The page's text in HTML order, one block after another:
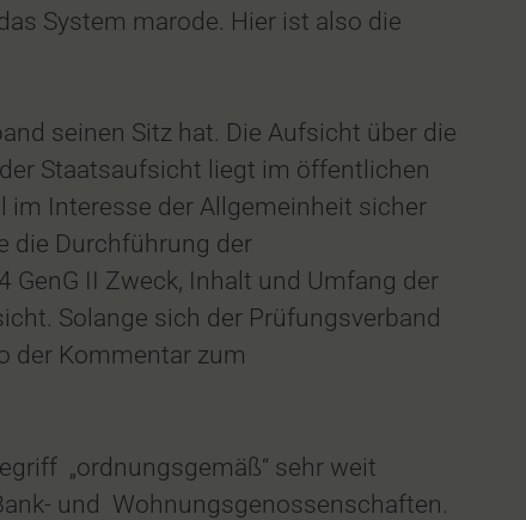
System marode. Hier ist also die
seinen Sitz hat. Die Aufsicht über die
Staatsaufsicht liegt im öffentlichen
im Interesse der Allgemeinheit sicher
die Durchführung der
II Zweck, Inhalt und Umfang der
Solange sich der Prüfungsverband
der Kommentar zum
„ordnungsgemäß“ sehr weit
und Wohnungsgenossenschaften.